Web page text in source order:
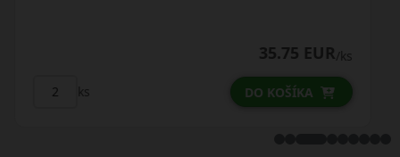
36.75 EUR/ks
DO KOŠÍKA